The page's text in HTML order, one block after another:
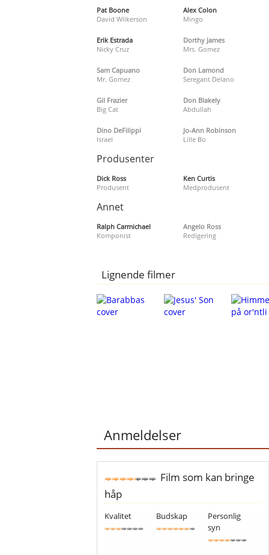
Pat Boone
David Wilkerson
Alex Colon
Mingo
Erik Estrada
Nicky Cruz
Dorthy James
Mrs. Gomez
Sam Capuano
Mr. Gomez
Don Lamond
Seregant Delano
Gil Frazier
Big Cat
Don Blakely
Abdullah
Dino DeFilippi
Israel
Jo-Ann Robinson
Lille Bo
Produsenter
Dick Ross
Produsent
Ken Curtis
Medprodusent
Annet
Ralph Carmichael
Komponist
Angelo Ross
Redigering
Lignende filmer
Anmeldelser
Film som kan bringe
håp
Kvalitet Budskap
Personlig
syn